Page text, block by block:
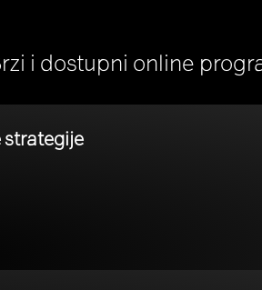
i dostupni online
strategije